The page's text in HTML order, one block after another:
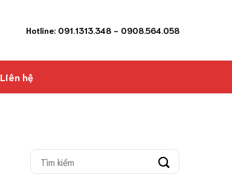
Hotline: 091.1313.348 - 0908.564.058
Liên hệ